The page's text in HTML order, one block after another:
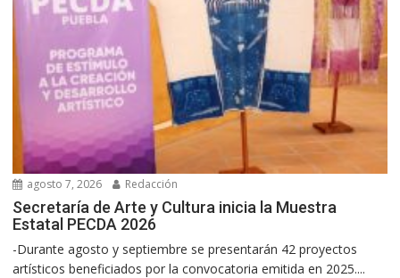
agosto 7, 2026 Redacción
Secretaría de Arte y Cultura inicia la Muestra
Estatal PECDA 2026
-Durante agosto y septiembre se presentarán 42 proyectos
artísticos beneficiados por la convocatoria emitida en 2025....